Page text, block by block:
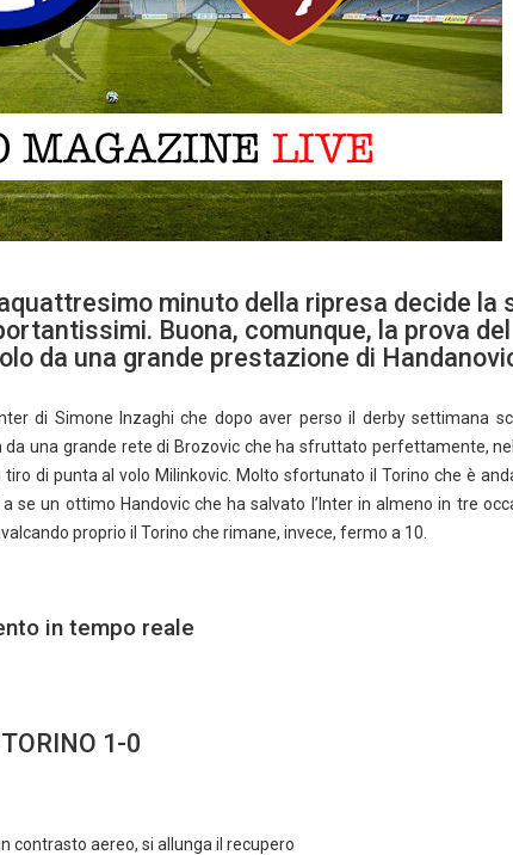
minuto della ripresa decide la
Buona, comunque, la prova del
da una grande prestazione di
di Simone Inzaghi che dopo aver perso il derby settimana
una grande rete di Brozovic che ha sfruttato perfettamente,
di punta al volo Milinkovic. Molto sfortunato il Torino che è
un ottimo Handovic che ha salvato l’Inter in almeno in tre
proprio il Torino che rimane, invece, fermo a 10.
in tempo reale
1-0
contrasto aereo, si allunga il recupero